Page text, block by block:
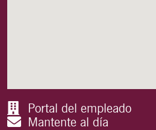
Portal del empleado
Mantente al día